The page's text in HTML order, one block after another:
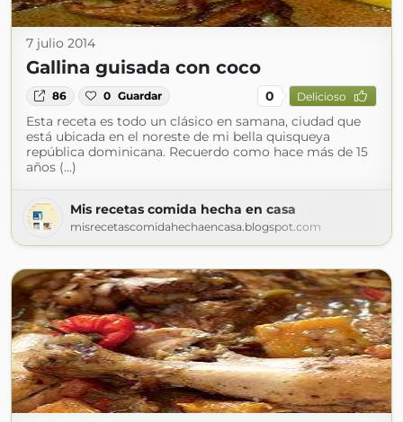
7 julio 2014
Gallina guisada con coco
86 0 Guardar 0 Delicioso
Esta receta es todo un clásico en samana, ciudad que
está ubicada en el noreste de mi bella quisqueya
república dominicana. Recuerdo como hace más de 15
años (...)
Mis recetas comida hecha en casa
misrecetascomidahechaencasa.blogspot.com